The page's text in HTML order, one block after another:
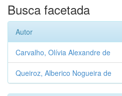
Busca facetada
Autor
Carvalho, Olívia Alexandre de
Queiroz, Alberico Nogueira de